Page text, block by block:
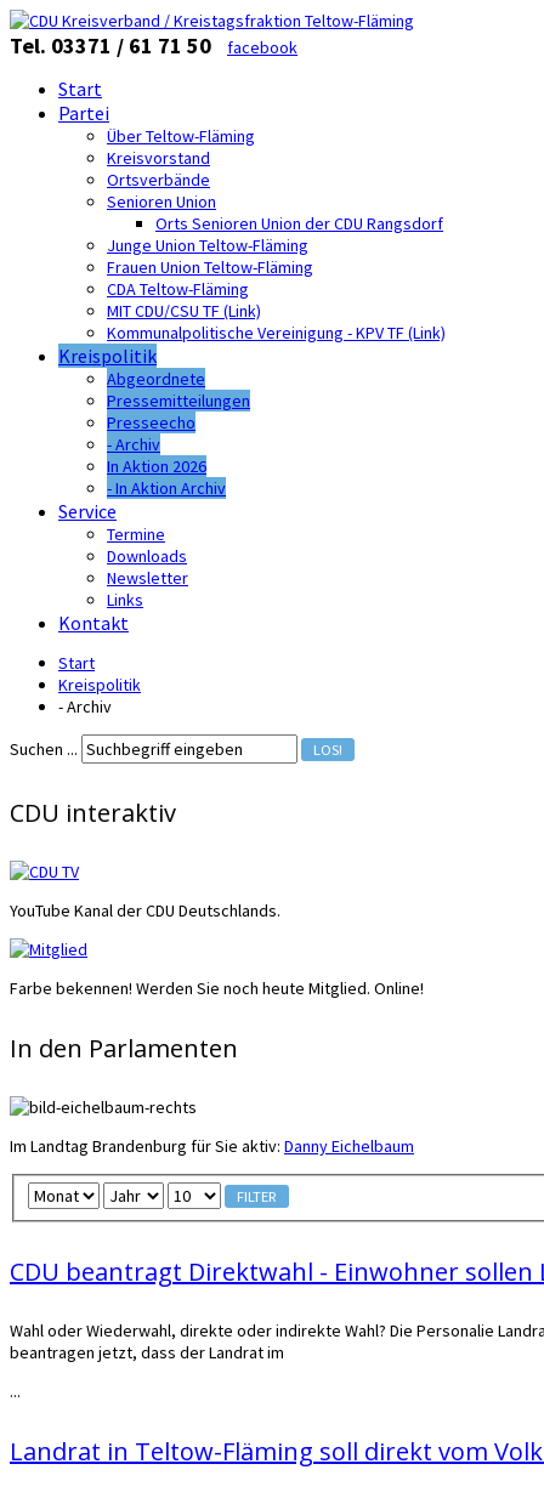
Tel. 03371 / 61 71 50 facebook
Start
Partei
Über Teltow-Fläming
Kreisvorstand
Ortsverbände
Senioren Union
Orts Senioren Union der CDU Rangsdorf
Junge Union Teltow-Fläming
Frauen Union Teltow-Fläming
CDA Teltow-Fläming
MIT CDU/CSU TF (Link)
Kommunalpolitische Vereinigung - KPV TF (Link)
Kreispolitik
Abgeordnete
Pressemitteilungen
Presseecho
- Archiv
In Aktion 2026
- In Aktion Archiv
Service
Termine
Downloads
Newsletter
Links
Kontakt
Start
Kreispolitik
- Archiv
Suchen ...
LOS!
CDU interaktiv
YouTube Kanal der CDU Deutschlands.
Farbe bekennen! Werden Sie noch heute Mitglied. Online!
In den Parlamenten
Im Landtag Brandenburg für Sie aktiv: Danny Eichelbaum
FILTER
CDU beantragt Direktwahl - Einwohner
Wahl oder Wiederwahl, direkte oder indirekte Wahl? Die Personalie
beantragen jetzt, dass der Landrat im
...
Landrat in Teltow-Fläming soll direkt vom